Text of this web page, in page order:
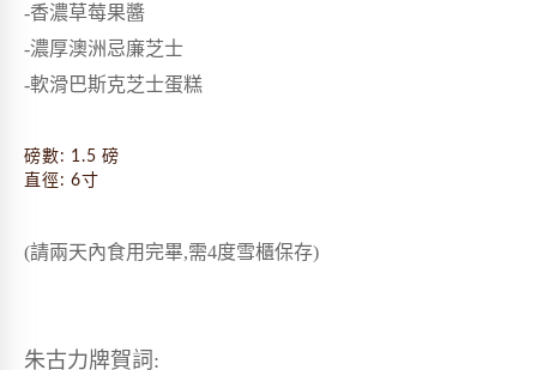
-香濃草莓果醬
-濃厚澳洲忌廉芝士
-軟滑巴斯克芝士蛋糕
磅數: 1.5 磅
直徑: 6寸
(請兩天內食用完畢,需4度雪櫃保存)
朱古力牌賀詞: